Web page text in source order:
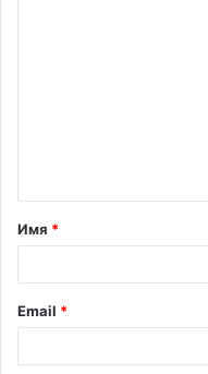
Имя *
Email *